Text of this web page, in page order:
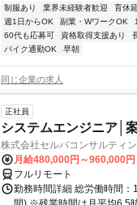
制服あり 業界未経験者歓迎 育休
週1日からOK
副業・WワークOK
60代も応募可
資格取得支援あり
バイク通勤OK
早朝
同じ企業の求人
正社員
システムエンジニア│
株式会社セルバコンサルティ
月給480,000円～960,000円
フルリモート
勤務時間詳細 総労働時間